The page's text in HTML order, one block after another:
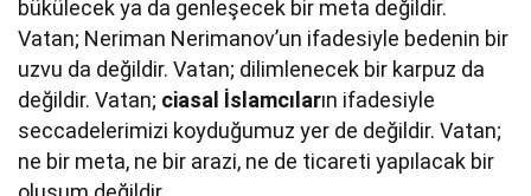
bükülecek ya da genleşecek bir meta değildir.
Vatan; Neriman Nerimanov’un ifadesiyle bedenin bir
uzvu da değildir. Vatan; dilimlenecek bir karpuz da
değildir. Vatan; ciasal İslamcıların ifadesiyle
seccadelerimizi koyduğumuz yer de değildir. Vatan;
ne bir meta, ne bir arazi, ne de ticareti yapılacak bir